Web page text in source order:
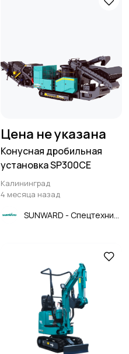
Цена не указана
Конусная дробильная
установка SP300CE
Калининград
4 месяца назад